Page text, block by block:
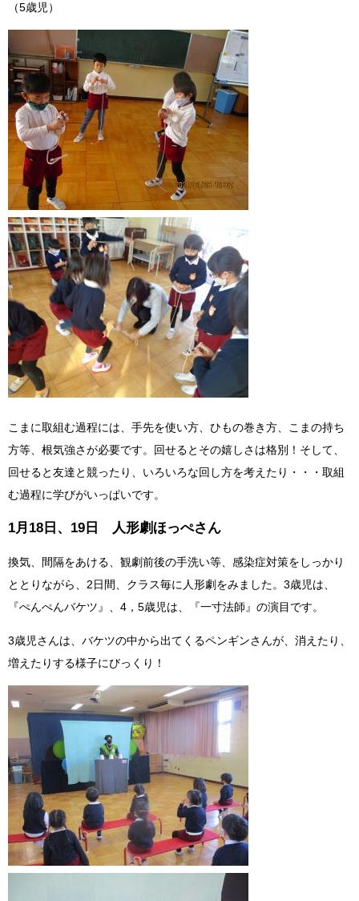
（5歳児）
こまに取組む過程には、手先を使い方、ひもの巻き方、こまの持ち
方等、根気強さが必要です。回せるとその嬉しさは格別！そして、
回せると友達と競ったり、いろいろな回し方を考えたり・・・取組
む過程に学びがいっぱいです。
1月18日、19日 人形劇ほっぺさん
換気、間隔をあける、観劇前後の手洗い等、感染症対策をしっかり
ととりながら、2日間、クラス毎に人形劇をみました。3歳児は、
『ぺんぺんバケツ』、4，5歳児は、『一寸法師』の演目です。
3歳児さんは、バケツの中から出てくるペンギンさんが、消えたり、
増えたりする様子にびっくり！